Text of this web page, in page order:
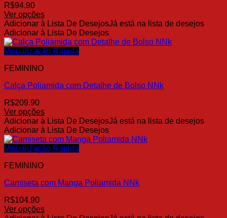
escolhidas
na
página
do
produto
R$94.90
Ver opções
Este
produto
tem
várias
As
podem
escolhidas
na
página
do
produto
Adicionar à Lista De DesejosJá está na lista de desejos
Adicionar à Lista De Desejos
Visualização Rápida
FEMININO
Calça Poliamida com Detalhe de Bolso NNk
R$209.90
Ver opções
Este
produto
tem
várias
As
podem
escolhidas
na
Adicionar à Lista De DesejosJá está na lista de desejos
Adicionar à Lista De Desejos
Visualização Rápida
FEMININO
Camiseta com Manga Poliamida NNk
R$104.90
Ver opções